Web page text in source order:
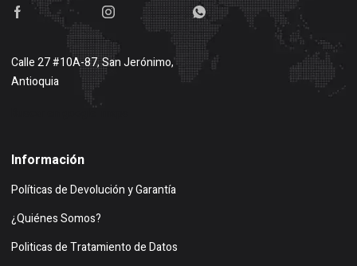
Calle 27 #10A-87, San Jerónimo,
Antioquia
Información
Políticas de Devolución y Garantía
¿Quiénes Somos?
Politicas de Tratamiento de Datos